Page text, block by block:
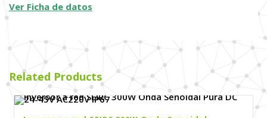
Ver Ficha de datos
Related Products